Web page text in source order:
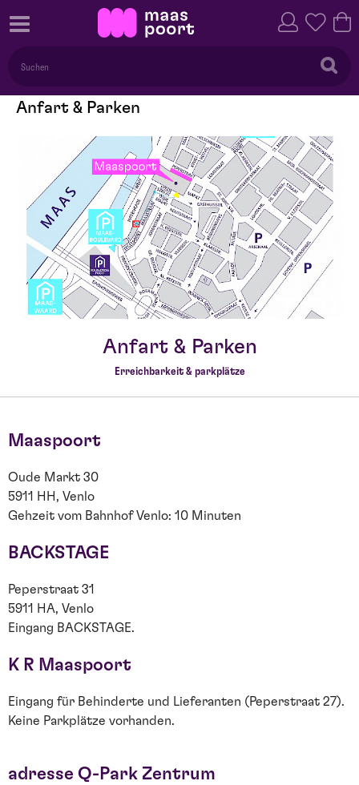
Anfart & Parken
Anfart & Parken
Erreichbarkeit & parkplätze
Maaspoort
Oude Markt 30
5911 HH, Venlo
Gehzeit vom Bahnhof Venlo: 10 Minuten
BACKSTAGE
Peperstraat 31
5911 HA, Venlo
Eingang BACKSTAGE.
K R Maaspoort
Eingang für Behinderte und Lieferanten (Peperstraat 27).
Keine Parkplätze vorhanden.
adresse Q-Park Zentrum